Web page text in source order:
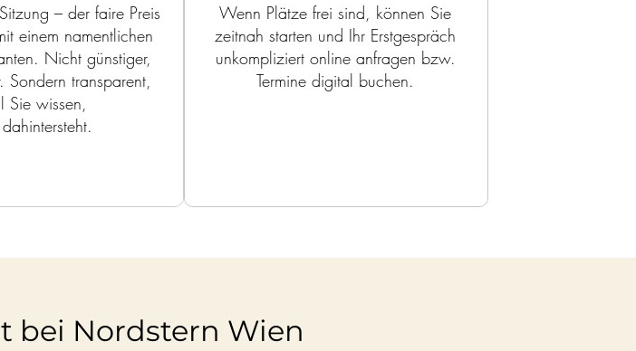
– der faire Preis
einem namentlichen
Nicht günstiger,
transparent,
Sie wissen,
Wenn Plätze frei sind, können Sie
zeitnah starten und Ihr Erstgespräch
unkompliziert online anfragen bzw.
Termine digital buchen.
bei Nordstern Wien